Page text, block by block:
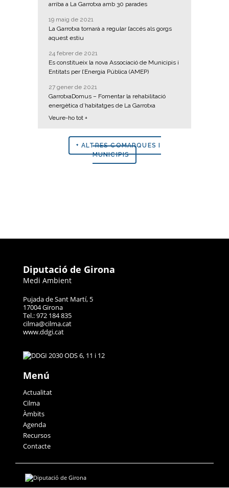
arriba a La Garrotxa amb 30 parades
19 maig de 2021
La Garrotxa tornarà a regular l’accés als gorgs
aquest estiu
24 febrer de 2021
Es constitueix la nova Associació de Municipis i
Entitats per l’Energia Pública (AMEP)
27 gener de 2021
GarrotxaDomus – Fomentar la rehabilitació
energètica d’habitatges de La Garrotxa
Veure-ho tot +
+ ALTRES COMARQUES I
MUNICIPIS
Diputació de Girona
Medi Ambient
Pujada de Sant Martí, 5
17004 Girona
Tel.: 972 184 835
cilma@cilma.cat
www.ddgi.cat
Menú
Actualitat
Cilma
Àmbits
Agenda
Recursos
Contacte